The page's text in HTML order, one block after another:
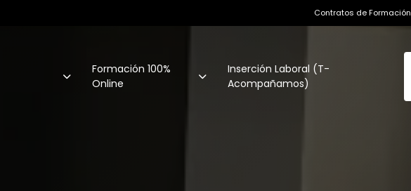
Contratos de Formación
Formación 100%
Online
Inserción Laboral (T-
Acompañamos)